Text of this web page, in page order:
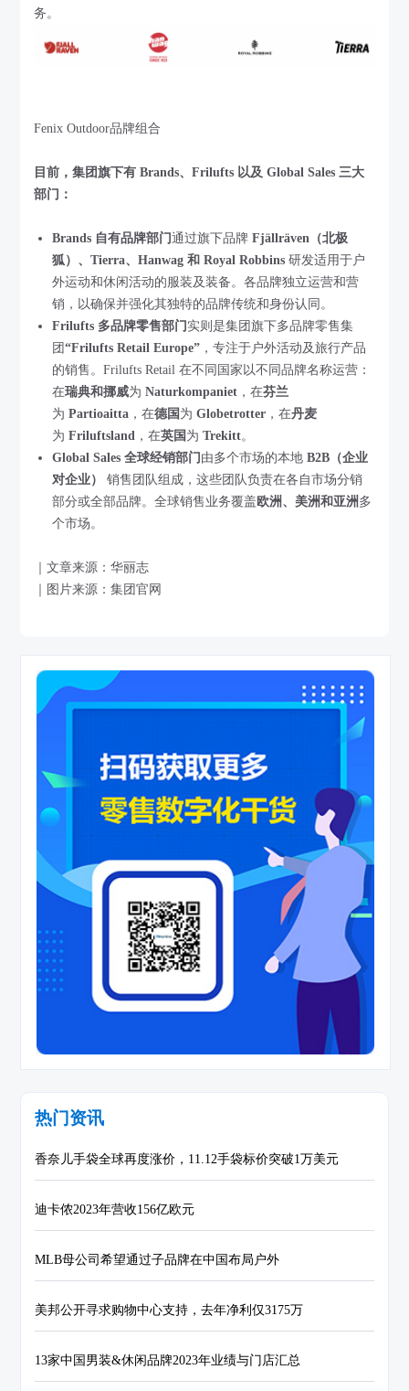
务。
Fenix Outdoor品牌组合
目前，集团旗下有 Brands、Frilufts 以及 Global Sales 三大
部门：
Brands 自有品牌部门通过旗下品牌Fjällräven（北极
狐）、Tierra、Hanwag 和 Royal Robbins 研发适用于户
外运动和休闲活动的服装及装备。各品牌独立运营和营
销，以确保并强化其独特的品牌传统和身份认同。
Frilufts 多品牌零售部门实则是集团旗下多品牌零售集
团“Frilufts Retail Europe” ，专注于户外活动及旅行产品
的销售。Frilufts Retail 在不同国家以不同品牌名称运营：
在瑞典和挪威为Naturkompaniet ，在芬兰
为Partioaitta ，在德国 为Globetrotter ，在丹麦
为Friluftsland ，在英国 为Trekitt。
Global Sales 全球经销部门由多个市场的本地B2B（企业
对企业）
销售团队组成，这些团队负责在各自市场分销
部分或全部品牌。全球销售业务覆盖欧洲、美洲和亚洲 多
个市场。
｜文章来源：华丽志
｜图片来源：集团官网
热门资讯
香奈儿手袋全球再度涨价，11.12手袋标价突破1万美元
迪卡侬2023年营收156亿欧元
MLB母公司希望通过子品牌在中国布局户外
美邦公开寻求购物中心支持，去年净利仅3175万
13家中国男装&休闲品牌2023年业绩与门店汇总